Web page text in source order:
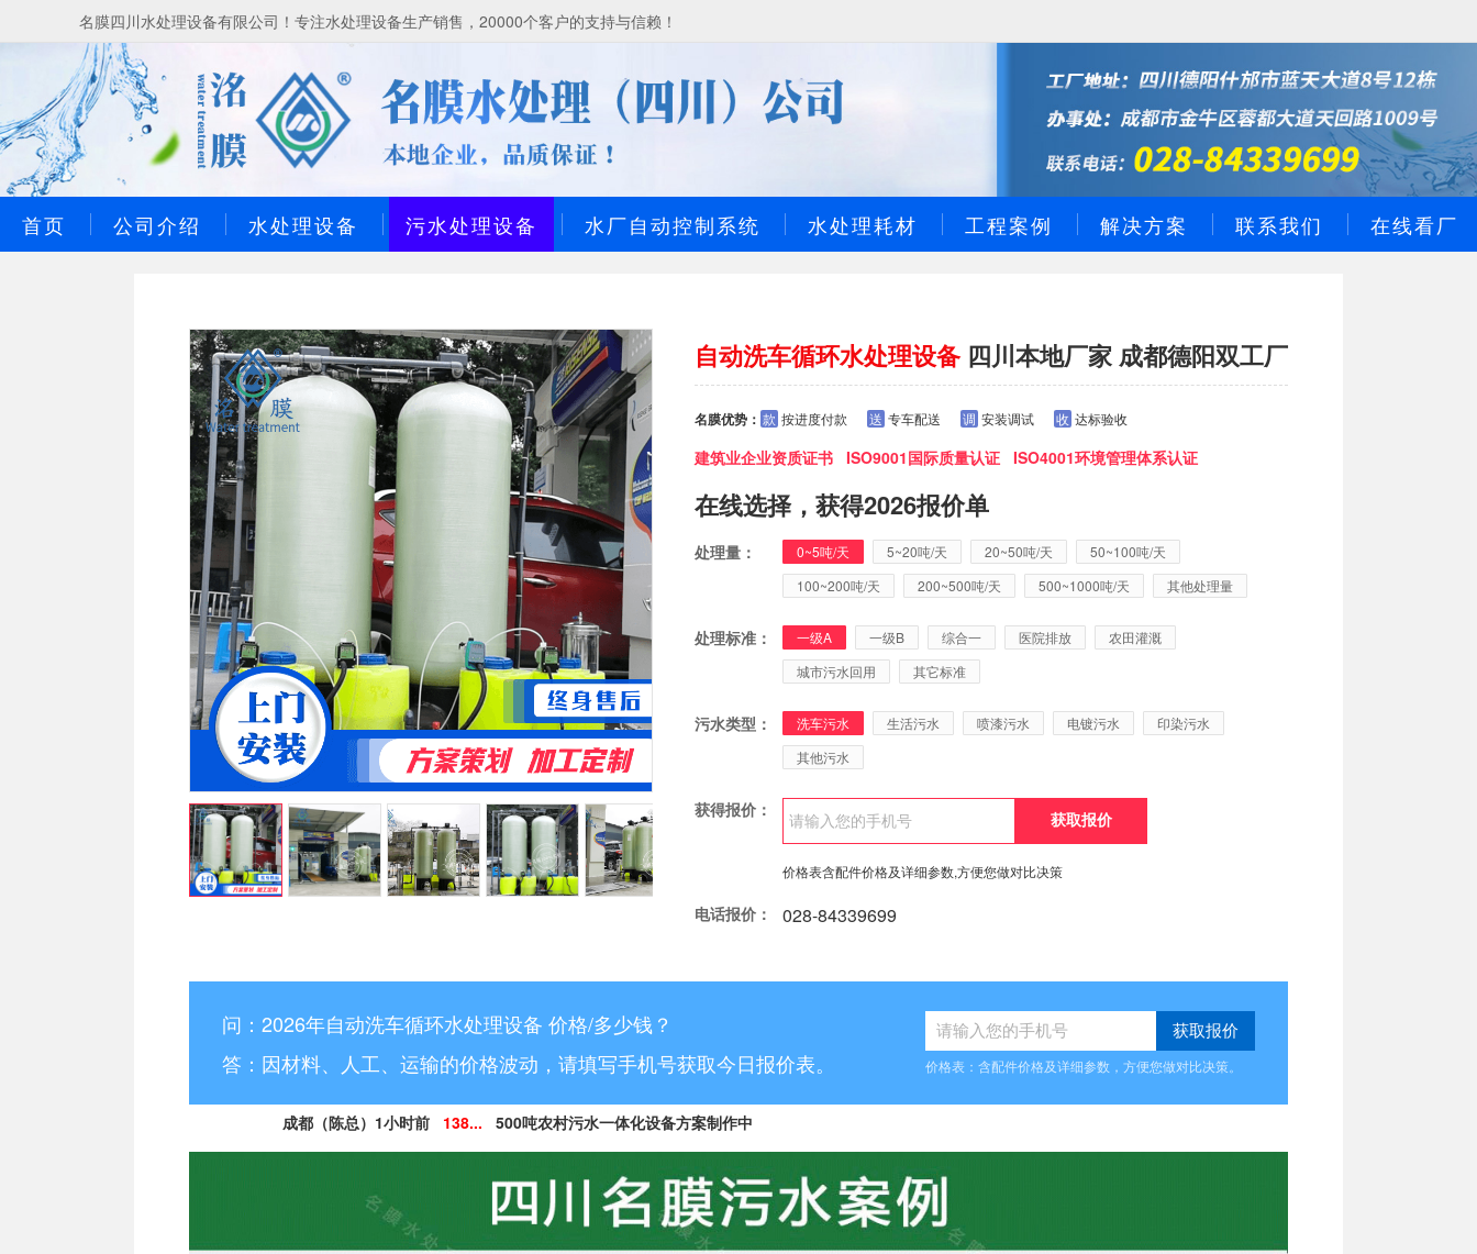
名膜四川水处理设备有限公司！专注水处理设备生产销售，20000个客户的支持与信赖！
首页 公司介绍 水处理设备 污水处理设备 水厂自动控制系统 水处理耗材 工程案例 解决方案 联系我们 在线看厂
自动洗车循环水处理设备 四川本地厂家 成都德阳双工厂
名膜优势： 款 按进度付款 送 专车配送 调 安装调试 收 达标验收
建筑业企业资质证书 ISO9001国际质量认证 ISO4001环境管理体系认证
在线选择，获得2026报价单
处理量： 0~5吨/天 5~20吨/天 20~50吨/天
50~100吨/天
100~200吨/天
200~500吨/天 500~1000吨/天 其他处理量
处理标准： 一级A 一级B 综合一 医院排放
农田灌溉
城市污水回用
其它标准
污水类型： 洗车污水 生活污水 喷漆污水 电镀污水
印染污水
其他污水
获得报价：
价格表含配件价格及详细参数,方便您做对比决策
电话报价： 028-84339699
问：2026年自动洗车循环水处理设备 价格/多少钱？
答：因材料、人工、运输的价格波动，请填写手机号获取今日报价表。
价格表：含配件价格及详细参数，方便您做对比决策。
成都（陈总）1小时前 138...
500吨农村污水一体化设备方案制作中
德阳（林小姐）3小时前 158... 10吨工业污水设备报价已发送
南充（黄总）7小时前
182... 70吨气浮机产品参数表已发送
阿坝州（杨经理）30分钟前
136... 5吨小型污水处理设备合同已签订